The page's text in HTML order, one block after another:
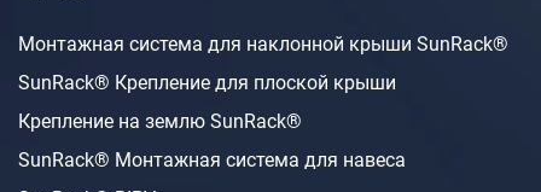
Монтажная система для наклонной крыши SunRack®
SunRack® Крепление для плоской крыши
Крепление на землю SunRack®
SunRack® Монтажная система для навеса